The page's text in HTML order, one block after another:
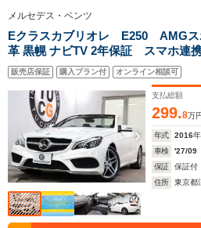
メルセデス・ベンツ
Eクラスカブリオレ E250 AMGス
革 黒幌 ナビTV 2年保証 スマホ連
DSRC Sヒ-タ/エアスカ-フ AMGエア
クS LED-H/L 純正ドラレコ アナログ
ドラフトストップ 9AT Pスタ
販売店保証 購入プラン付 オンライン相談可
支払総額
299.8万円
年式 2016年
車検
'27/09
保証
保証付
住所
東京都